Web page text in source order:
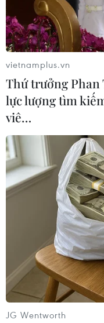
#Dịch COVID-19
#Sở Y tế Hà Nội
vietnamplus.vn
Thứ trưởng Phan
lực lượng tìm
viê…
JG Wentworth